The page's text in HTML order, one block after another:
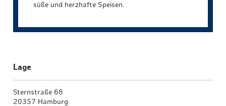
süße und herzhafte Speisen.
Lage
Sternstraße 68
20357 Hamburg